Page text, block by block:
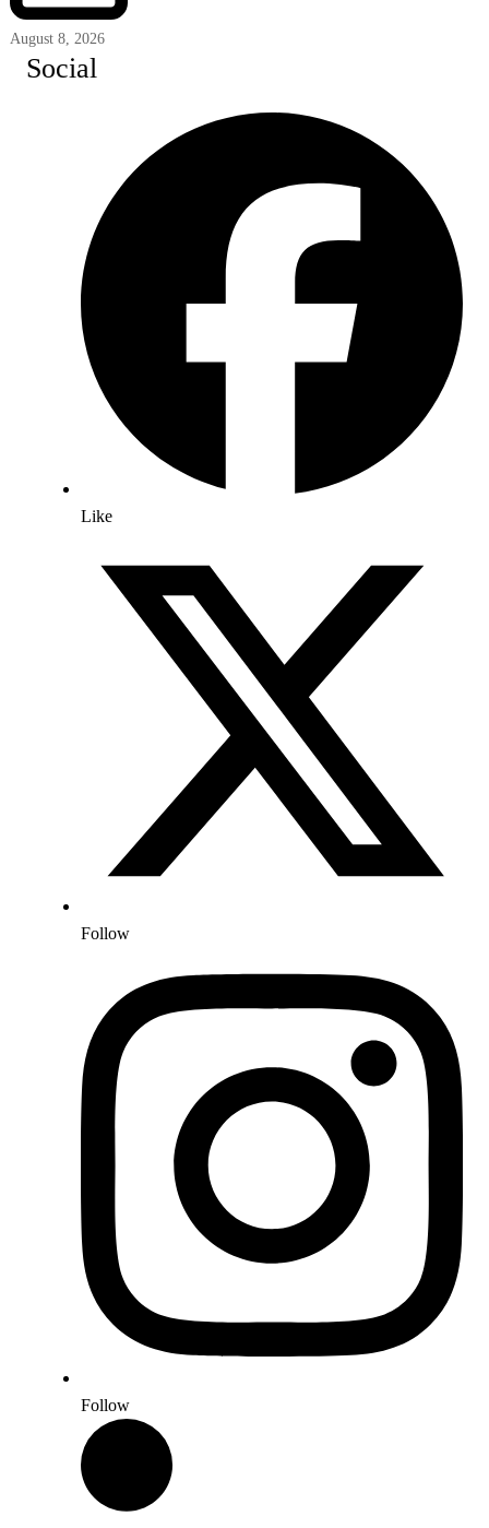
August 8, 2026
Social
Like
Follow
Follow